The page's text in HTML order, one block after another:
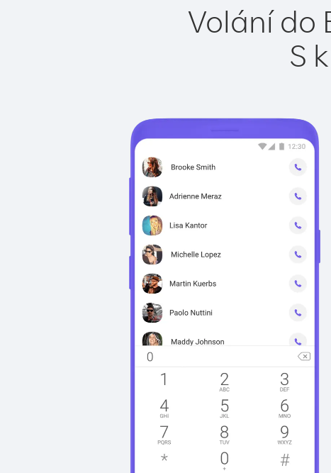
Volání do
S